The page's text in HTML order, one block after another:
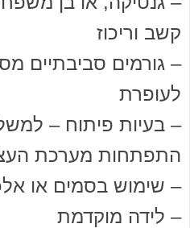
קשב וריכוז
– גורמים סביבתיים
לעופרת
– בעיות פיתוח –
התפתחות מערכת
– שימוש בסמים או
– לידה מוקדמת